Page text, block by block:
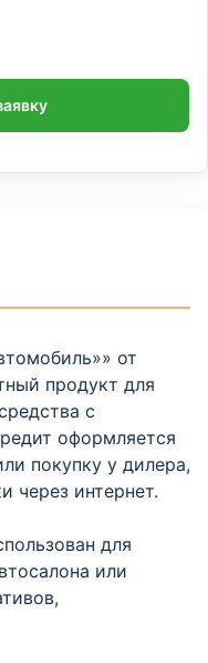
от
продукт для
с
оформляется
покупку у дилера,
через интернет.
для
или